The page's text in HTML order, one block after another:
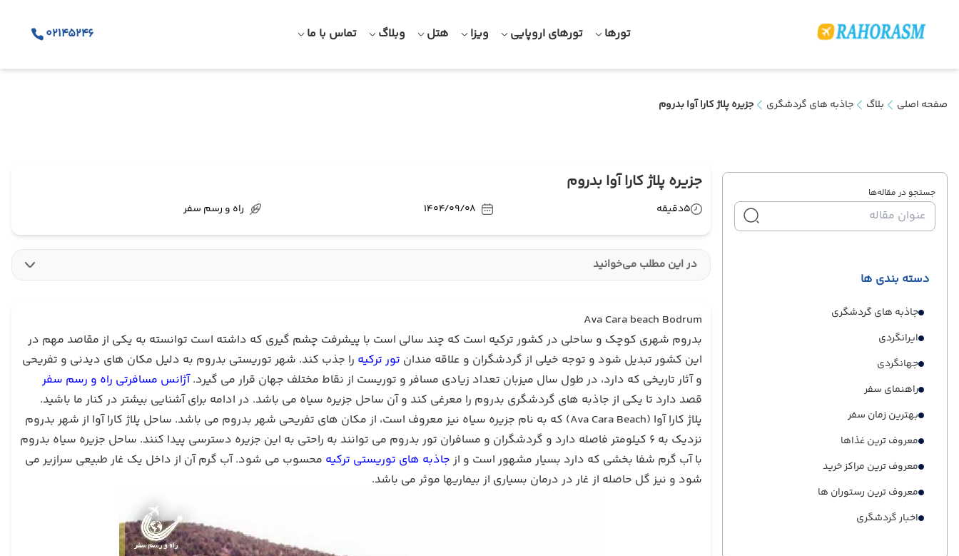
تورها تورهای اروپایی ویزا هتل وبلاگ تماس با ما 02145246
صفحه اصلی بلاگ جاذبه های گردشگری جزیره پلاژ کارا آوا بدروم
جستجو در مقاله‌ها
دسته بندی ها
جاذبه های گردشگری
ایرانگردی
جهانگردی
راهنمای سفر
بهترین زمان سفر
معروف ترین غذاها
معروف ترین مراکز خرید
معروف ترین رستوران ها
اخبار گردشگری
جزیره پلاژ کارا آوا بدروم
5دقیقه 1404/09/08 راه و رسم سفر
در این مطلب می‌خوانید
Ava Cara beach Bodrum
بدروم شهری کوچک و ساحلی در کشور ترکیه است که چند سالی است با پیشرفت چشم گیری که داشته است توانسته به یکی از مقاصد مهم در
این کشور تبدیل شود و توجه خیلی از گردشگران و علاقه مندان تور ترکیه را جذب کند. شهر توریستی بدروم به دلیل مکان های دیدنی و تفریحی
و آثار تاریخی که دارد، در طول سال میزبان تعداد زیادی مسافر و توریست از نقاط مختلف جهان قرار می گیرد.آژانس مسافرتی راه و رسم سفر
قصد دارد تا یکی از جاذبه های گردشگری بدروم را معرغی کند و آن ساحل جزیره سیاه می باشد. در ادامه برای آشنایی بیشتر در کنار ما باشید.
پلاژ کارا آوا (Ava Cara Beach) که به نام جزیره سیاه نیز معروف است، از مکان های تفریحی شهر بدروم می باشد. ساحل پلاژ کارا آوا از شهر بدروم
نزدیک به 6 کیلومتر فاصله دارد و گردشگران و مسافران تور بدروم می توانند به راحتی به این جزیره دسترسی پیدا کنند. ساحل جزیره سیاه بدروم
با آب گرم شفا بخشی که دارد بسیار مشهور است و از جاذبه های توریستی ترکیه محسوب می شود. آب گرم آن از داخل یک غار طبیعی سرازیر می
شود و نیز گل حاصله از غار در درمان بسیاری از بیماریها موثر می باشد.